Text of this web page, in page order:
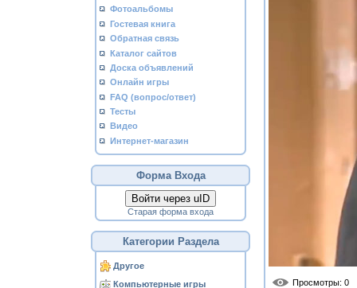
Фотоальбомы
Гостевая книга
Обратная связь
Каталог сайтов
Доска объявлений
Онлайн игры
FAQ (вопрос/ответ)
Тесты
Видео
Интернет-магазин
Форма Входа
Войти через uID
Старая форма входа
Категории Раздела
Другое
Компьютерные игры
Просмотры: 0